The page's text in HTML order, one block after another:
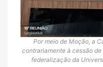
Por meio de Moção, a
contrariamente à cessão
federalização da